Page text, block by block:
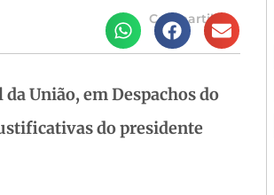
Compartilhe
União, em Despachos do
do presidente